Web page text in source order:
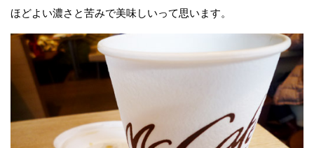
ほどよい濃さと苦みで美味しいって思います。